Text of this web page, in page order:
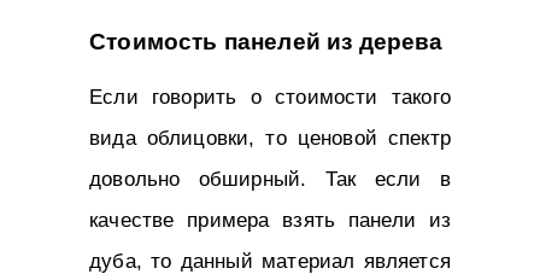
Стоимость панелей из дерева
Если говорить о стоимости такого
вида облицовки, то ценовой спектр
довольно обширный. Так если в
качестве примера взять панели из
дуба, то данный материал является